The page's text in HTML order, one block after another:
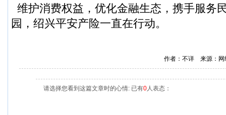
维护消费权益，优化金融生态，携手服务
园，绍兴平安产险一直在行动。
作者：不详 来源：
请选择您看到这篇文章时的心情: 已有0人表态：